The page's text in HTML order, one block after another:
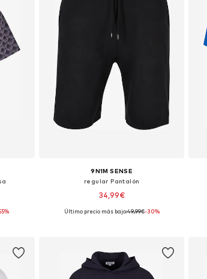
9N1M SENSE
regular Pantalón
34,99€
Tallas disponibles: 29-30, 31-32, 33
Último precio más bajo:49,99€-30%